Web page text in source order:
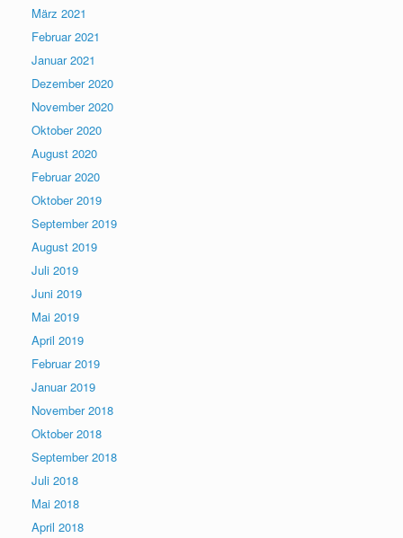
März 2021
Februar 2021
Januar 2021
Dezember 2020
November 2020
Oktober 2020
August 2020
Februar 2020
Oktober 2019
September 2019
August 2019
Juli 2019
Juni 2019
Mai 2019
April 2019
Februar 2019
Januar 2019
November 2018
Oktober 2018
September 2018
Juli 2018
Mai 2018
April 2018